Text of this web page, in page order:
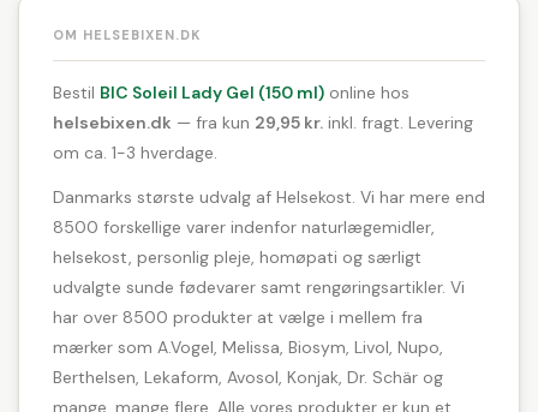
OM HELSEBIXEN.DK
Bestil BIC Soleil Lady Gel (150 ml) online hos
helsebixen.dk — fra kun 29,95 kr. inkl. fragt. Levering
om ca. 1-3 hverdage.
Danmarks største udvalg af Helsekost. Vi har mere end
8500 forskellige varer indenfor naturlægemidler,
helsekost, personlig pleje, homøpati og særligt
udvalgte sunde fødevarer samt rengøringsartikler. Vi
har over 8500 produkter at vælge i mellem fra
mærker som A.Vogel, Melissa, Biosym, Livol, Nupo,
Berthelsen, Lekaform, Avosol, Konjak, Dr. Schär og
mange, mange flere. Alle vores produkter er kun et